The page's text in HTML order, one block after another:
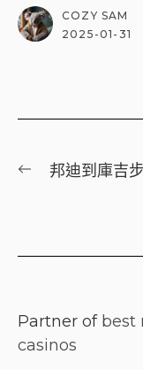
COZY SAM
2025-01-31
文
覽
Previous
邦迪到庫吉
Partner of best
casinos